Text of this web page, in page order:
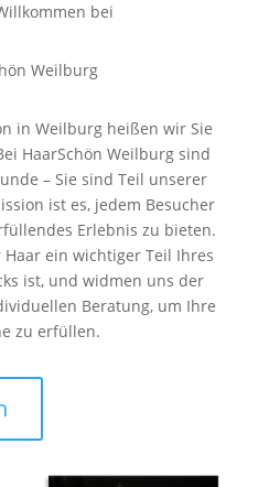
bei
Weilburg
in Weilburg heißen wir Sie
HaarSchön Weilburg sind
– Sie sind Teil unserer
ist es, jedem Besucher
Erlebnis zu bieten.
ein wichtiger Teil Ihres
ist, und widmen uns der
Beratung, um Ihre
zu erfüllen.